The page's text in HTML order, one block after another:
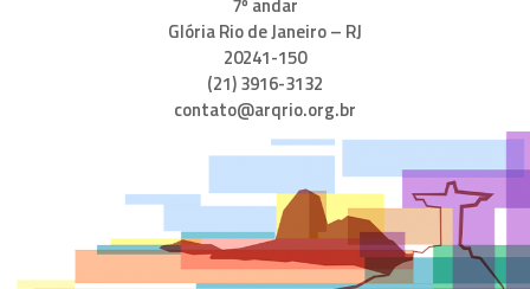
Glória Rio de Janeiro – RJ
20241-150
(21) 3916-3132
contato@arqrio.org.br